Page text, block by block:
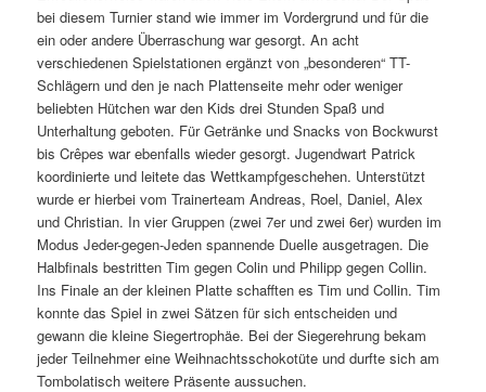
bei diesem Turnier stand wie immer im Vordergrund und für die
ein oder andere Überraschung war gesorgt. An acht
verschiedenen Spielstationen ergänzt von „besonderen“ TT-
Schlägern und den je nach Plattenseite mehr oder weniger
beliebten Hütchen war den Kids drei Stunden Spaß und
Unterhaltung geboten. Für Getränke und Snacks von Bockwurst
bis Crêpes war ebenfalls wieder gesorgt. Jugendwart Patrick
koordinierte und leitete das Wettkampfgeschehen. Unterstützt
wurde er hierbei vom Trainerteam Andreas, Roel, Daniel, Alex
und Christian. In vier Gruppen (zwei 7er und zwei 6er) wurden im
Modus Jeder-gegen-Jeden spannende Duelle ausgetragen. Die
Halbfinals bestritten Tim gegen Colin und Philipp gegen Collin.
Ins Finale an der kleinen Platte schafften es Tim und Collin. Tim
konnte das Spiel in zwei Sätzen für sich entscheiden und
gewann die kleine Siegertrophäe. Bei der Siegerehrung bekam
jeder Teilnehmer eine Weihnachtsschokotüte und durfte sich am
Tombolatisch weitere Präsente aussuchen.